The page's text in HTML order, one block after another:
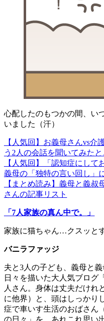
心配したのもつかの間、い
いました（汗）
【人気回】お義母さんvs介
う2人の会話を聞いてみた
【人気回】「認知症にし
義母の「独特の言い回し」
【まとめ読み】義母と義
さんの記事リスト
「7人家族の真ん中で。」
家族に猫ちゃん…クスッと
バニラファッジ
夫と3人の子ども、義母と
日々を描いた大人気ブログ
人さん。身体は丈夫だけれ
に他界）と、頭はしっかり
症で車いす生活のおばさん